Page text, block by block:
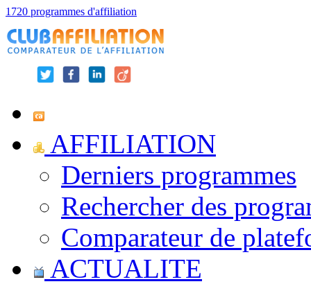
1720 programmes d'affiliation
AFFILIATION
Derniers programmes
Rechercher des
Comparateur de
ACTUALITE